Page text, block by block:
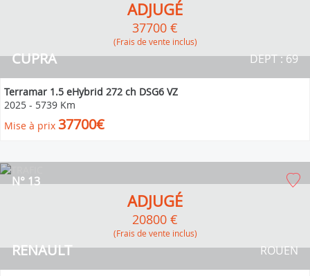
CUPRA DEPT : 69
ADJUGÉ
37700 €
(Frais de vente inclus)
Terramar 1.5 eHybrid 272 ch DSG6 VZ
2025 - 5739 Km
Mise à prix 37700€
RENAULT
N° 13
ROUEN
ADJUGÉ
20800 €
(Frais de vente inclus)